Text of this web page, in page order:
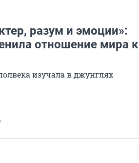
разум и эмоции»:
отношение мира к
изучала в джунглях